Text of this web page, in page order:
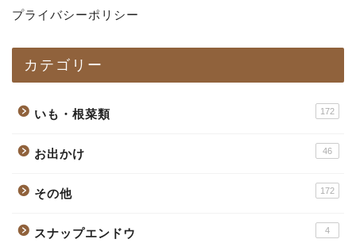
プライバシーポリシー
カテゴリー
いも・根菜類 172
お出かけ 46
その他 172
スナップエンドウ 4